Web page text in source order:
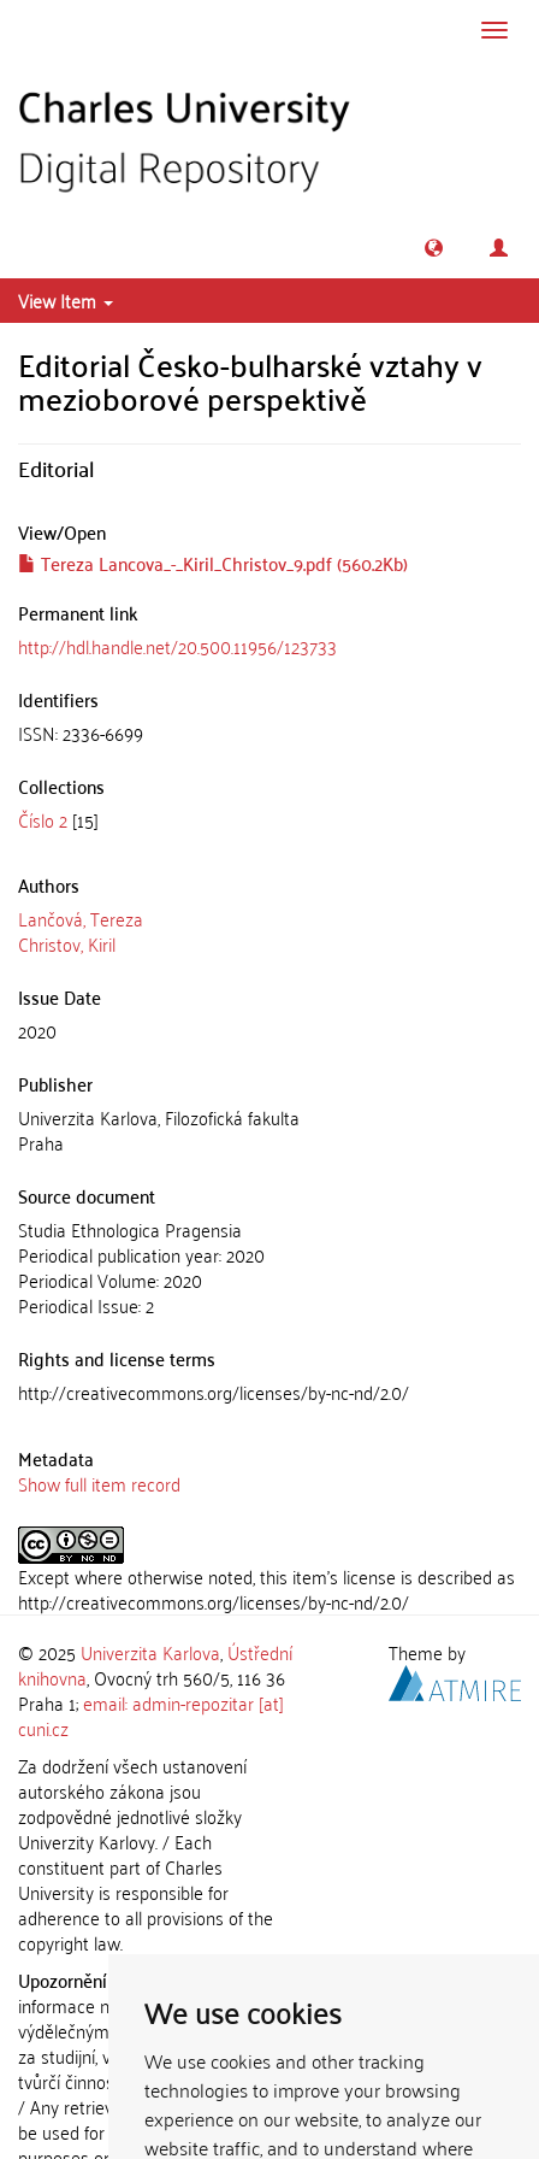
We use cookies
We use cookies and other tracking
technologies to improve your browsing
experience on our website, to analyze our
website traffic, and to understand where
View Item
Editorial Česko-bulharské vztahy v
mezioborové perspektivě
Editorial
View/Open
Tereza Lancova_-_Kiril_Christov_9.pdf (560.2Kb)
Permanent link
http://hdl.handle.net/20.500.11956/123733
Identifiers
ISSN: 2336-6699
Collections
Číslo 2[15]
Authors
Lančová, Tereza
Christov, Kiril
Issue Date
2020
Publisher
Univerzita Karlova, Filozofická fakulta
Praha
Source document
Studia Ethnologica Pragensia
Periodical publication year: 2020
Periodical Volume: 2020
Periodical Issue: 2
Rights and license terms
http://creativecommons.org/licenses/by-nc-nd/2.0/
Metadata
Show full item record
Except where otherwise noted, this item's license is described as
http://creativecommons.org/licenses/by-nc-nd/2.0/
© 2025 Univerzita Karlova,Ústřední
knihovna, Ovocný trh 560/5, 116 36
Praha 1;email: admin-repozitar [at]
cuni.cz
Za dodržení všech ustanovení
autorského zákona jsou
zodpovědné jednotlivé složky
Univerzity Karlovy. / Each
constituent part of Charles
University is responsible for
adherence to all provisions of the
copyright law.
Upozornění / Notice:
informace nemohou být použity k
výdělečným účelům nebo vydávány
za studijní, vědeckou nebo jinou
tvůrčí činnost jiné osoby než autora.
/ Any retrieved information shall not
be used for any commercial
Theme by